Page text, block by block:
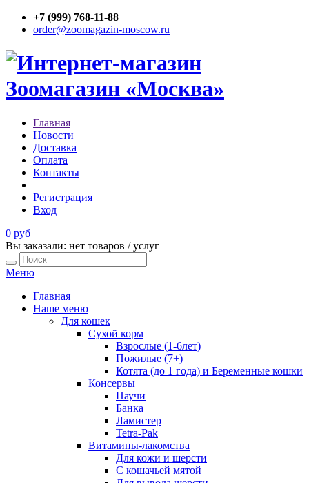
+7 (999) 768-11-88
order@zoomagazin-moscow.ru
Главная
Новости
Доставка
Оплата
Контакты
|
Регистрация
Вход
0 руб
Вы заказали: нет товаров / услуг
Меню
Главная
Наше меню
Для кошек
Сухой корм
Взрослые (1-6лет)
Пожилые (7+)
Котята (до 1 года) и Беременные кошки
Консервы
Паучи
Банка
Ламистер
Tetra-Pak
Витамины-лакомства
Для кожи и шерсти
С кошачьей мятой